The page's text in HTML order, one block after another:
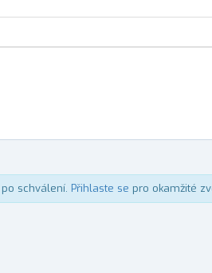
schválení. Přihlaste se pro okamžité